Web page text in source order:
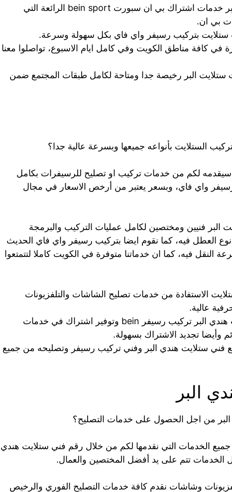
كما اننا نتيح لكم في ستلايت البر خدمات اشتراك بي ان سبورت bein sport الرائعة التي
بي ان.
بتركيب رسيفر واي فاي بكل سهولة وسرعة.
في كافة مناطق الكويت وفي كامل ايام الاسبوع، تواصلوا معنا
ستلايت البر رخيصة جدا ومتاحة لكامل طبقات المجتمع ضمن
الستلايت بأنواعه جميعها وبسرعة عالية جدا؟
سيقدمه لكم من خدمات تركيب او تصليح للرسيفرات بكامل
واي فاي، وبسعر يعتبر من أرخص الاسعار في مجال
فنيين ومختصين لكامل عمليات التركيب والبرمجة
العطل فيه، كما نقوم ايضا بتركيب رسيفر واي فاي الحديث
النقل فيه، كما ان خدماتنا متوفرة في الكويت كاملا لتتمتعوا
الاستفادة من خدمات تصليح الشاشات والتلفزيونات
عالية.
نقدم لك من خلال فني ستلايت هندي البر تركيب رسيفر bein وتوفير اشتراك في خدمات
فني ستلايت هندي البر وفني تركيب رسيفر وتصليحه من جميع
البر
من اجل الحصول على خدمات التصليح؟
الخدمات التي نقدمها لكم من خلال رقم فني ستلايت هندي
وشاشات نقدم كافة خدمات التصليح الفوري والرخيص